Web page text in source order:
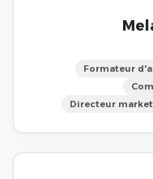
Formateur
Directeur